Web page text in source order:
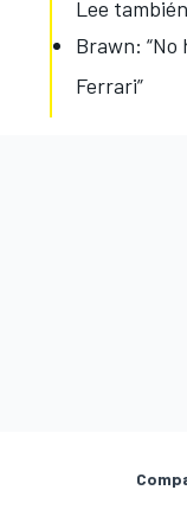
Lee
Brawn:
Ferrari”